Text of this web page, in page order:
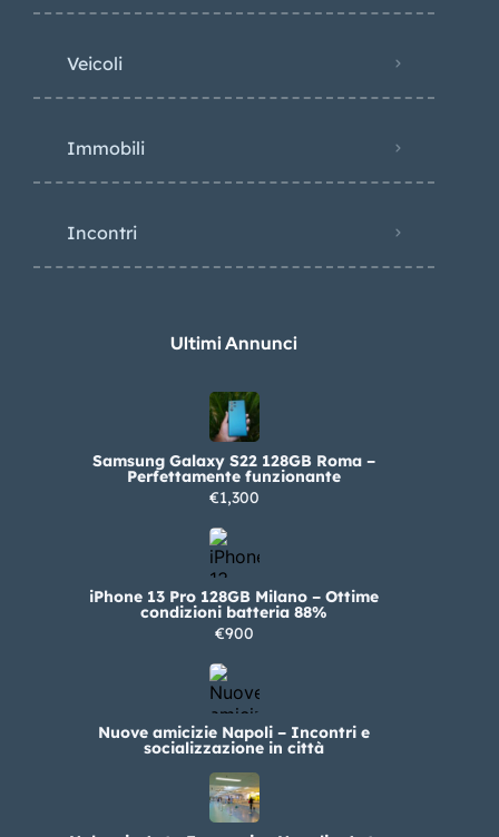
Veicoli
Immobili
Incontri
Ultimi Annunci
Samsung Galaxy S22 128GB Roma –
Perfettamente funzionante
€1,300
iPhone 13 Pro 128GB Milano – Ottime
condizioni batteria 88%
€900
Nuove amicizie Napoli – Incontri e
socializzazione in città